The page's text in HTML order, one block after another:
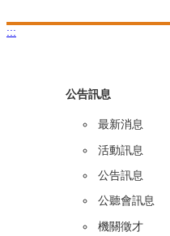
:::
公告訊息
最新消息
活動訊息
公告訊息
公聽會訊息
機關徵才